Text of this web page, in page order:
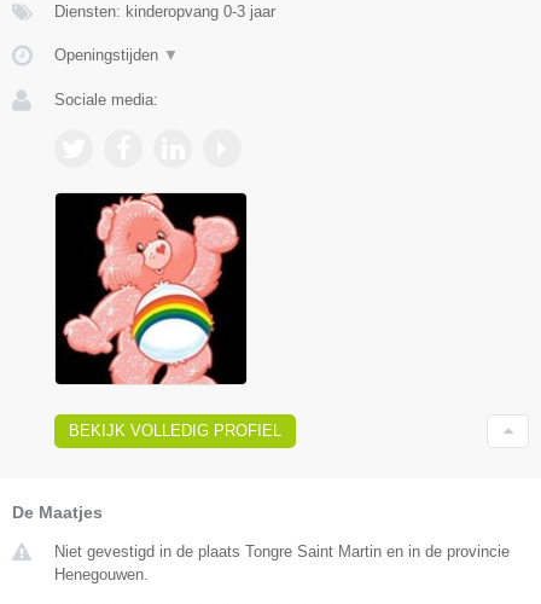
Diensten: kinderopvang 0-3 jaar
Openingstijden ▼
Sociale media:
BEKIJK VOLLEDIG PROFIEL
De Maatjes
Niet gevestigd in de plaats Tongre Saint Martin en in de provincie
Henegouwen.